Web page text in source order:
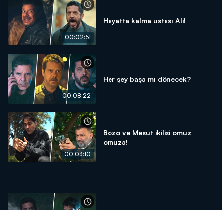
00:02:51
Hayatta kalma ustası Ali!
00:08:22
Her şey başa mı dönecek?
00:03:10
Bozo ve Mesut ikilisi omuz
omuza!